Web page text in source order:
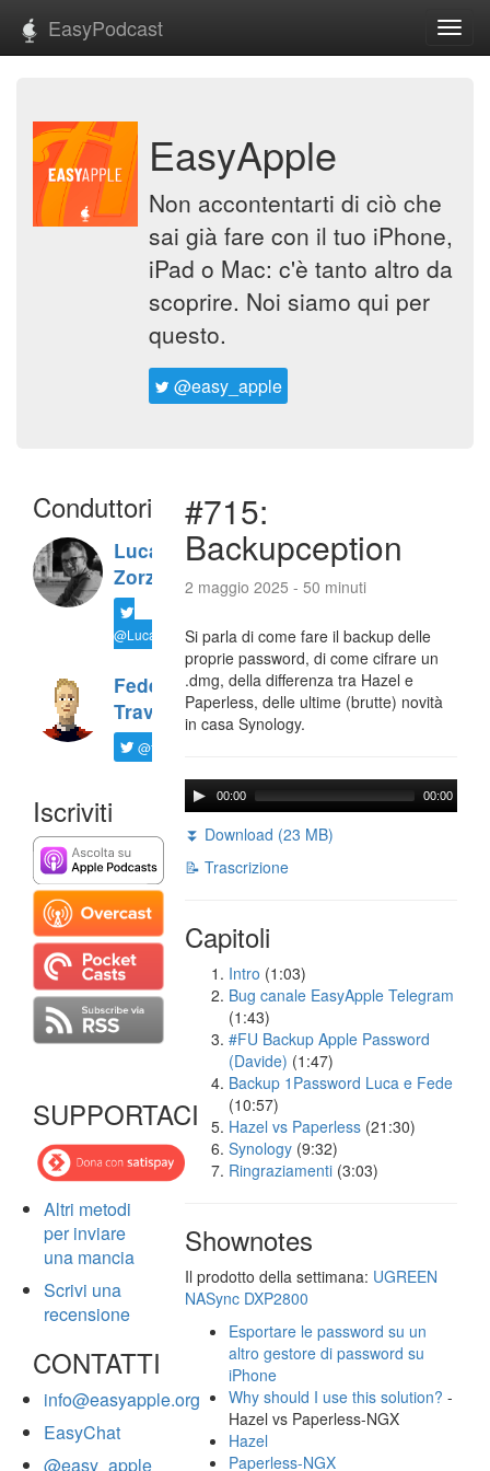
EasyPodcast
EasyApple
Non accontentarti di ciò che
sai già fare con il tuo iPhone,
iPad o Mac: c'è tanto altro da
scoprire. Noi siamo qui per
questo.
@easy_apple
Conduttori
Luca
Zorzi
@LucaTNT
Federico
Travaini
@ftrava
Iscriviti
SUPPORTACI
Altri metodi
per inviare
una mancia
Scrivi una
recensione
CONTATTI
info@easyapple.org
EasyChat
@easy_apple
#715:
Backupception
2 maggio 2025 - 50 minuti
Si parla di come fare il backup delle
proprie password, di come cifrare un
.dmg, della differenza tra Hazel e
Paperless, delle ultime (brutte) novità
in casa Synology.
00:00 00:00
⏬ Download (23 MB)
📝 Trascrizione
Capitoli
Intro (1:03)
Bug canale EasyApple Telegram
(1:43)
#FU Backup Apple Password
(Davide) (1:47)
Backup 1Password Luca e Fede
(10:57)
Hazel vs Paperless (21:30)
Synology (9:32)
Ringraziamenti (3:03)
Shownotes
Il prodotto della settimana: UGREEN
NASync DXP2800
Esportare le password su un
altro gestore di password su
iPhone
Why should I use this solution? -
Hazel vs Paperless-NGX
Hazel
Paperless-NGX